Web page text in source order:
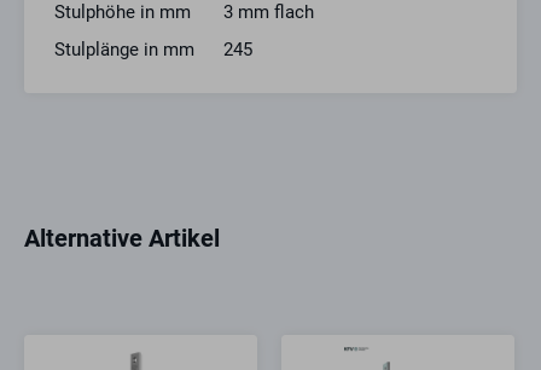
Stulphöhe in mm
3 mm flach
Stulplänge in mm
245
Alternative Artikel